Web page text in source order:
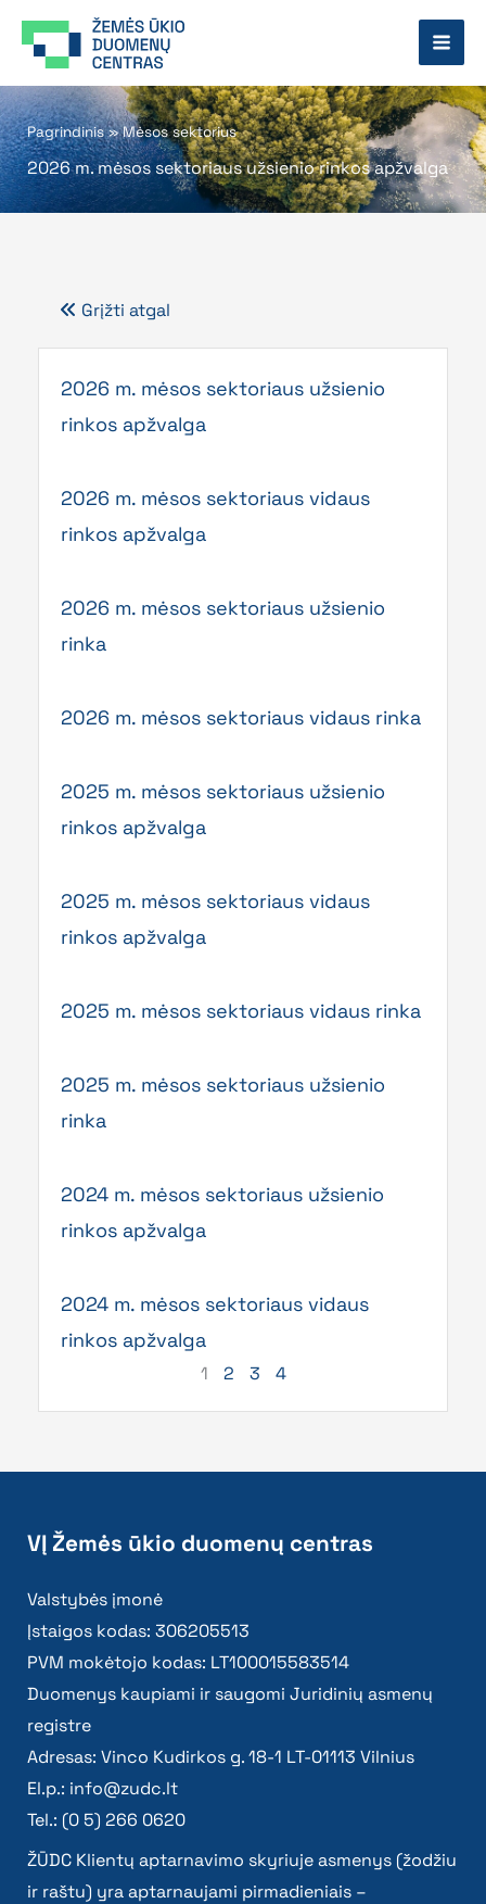
prie
Pagrindinis»Mėsos sektorius
2026 m. mėsos sektoriaus užsienio rinkos apžvalga
Grįžti atgal
2026 m. mėsos sektoriaus užsienio
rinkos apžvalga
2026 m. mėsos sektoriaus vidaus
rinkos apžvalga
2026 m. mėsos sektoriaus užsienio
rinka
2026 m. mėsos sektoriaus vidaus rinka
2025 m. mėsos sektoriaus užsienio
rinkos apžvalga
2025 m. mėsos sektoriaus vidaus
rinkos apžvalga
2025 m. mėsos sektoriaus vidaus rinka
2025 m. mėsos sektoriaus užsienio
rinka
2024 m. mėsos sektoriaus užsienio
rinkos apžvalga
2024 m. mėsos sektoriaus vidaus
rinkos apžvalga
Page
1
Page
2
Page
3
Page
4
VĮ Žemės ūkio duomenų centras
Valstybės įmonė
Įstaigos kodas: 306205513
PVM mokėtojo kodas: LT100015583514
Duomenys kaupiami ir saugomi Juridinių asmenų
registre
Adresas: Vinco Kudirkos g. 18-1 LT-01113 Vilnius
El.p.: info@zudc.lt
Tel.: (0 5) 266 0620
ŽŪDC Klientų aptarnavimo skyriuje asmenys (žodžiu
ir raštu) yra aptarnaujami pirmadieniais –